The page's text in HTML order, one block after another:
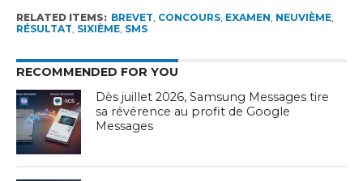
RELATED ITEMS: BREVET CONCOURS, EXAMEN NEUVIÈME,
RÉSULTAT SIXIÈME, SMS
RECOMMENDED FOR YOU
Dès juillet 2026, Samsung Messages tire
sa révérence au profit de Google
Messages